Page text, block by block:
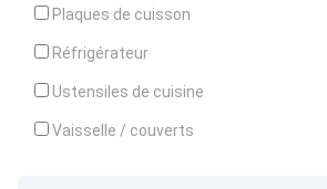
Plaques de cuisson
Réfrigérateur
Ustensiles de cuisine
Vaisselle / couverts